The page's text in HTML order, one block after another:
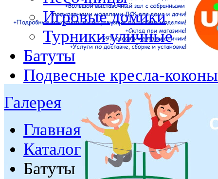
Игровые домики
Турники уличные
Батуты
Подвесные кресла-коконы
Галерея
Главная
Каталог
Батуты